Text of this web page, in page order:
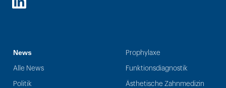
LinkedIn
News
Alle News
Politik
Prophylaxe
Funktionsdiagnostik
Ästhetische Zahnmedizin